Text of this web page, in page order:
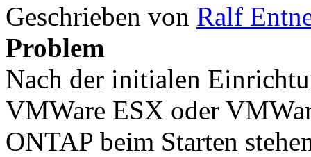
Geschrieben von Ralf
Problem
Nach der initialen
VMWare ESX oder
ONTAP beim Starten